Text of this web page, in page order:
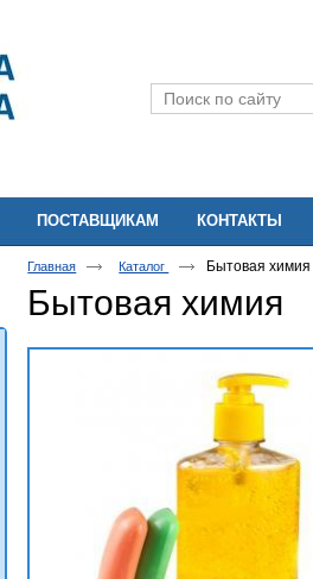
ПОСТАВЩИКАМ КОНТАКТЫ
Главная Каталог Бытовая химия
Бытовая химия